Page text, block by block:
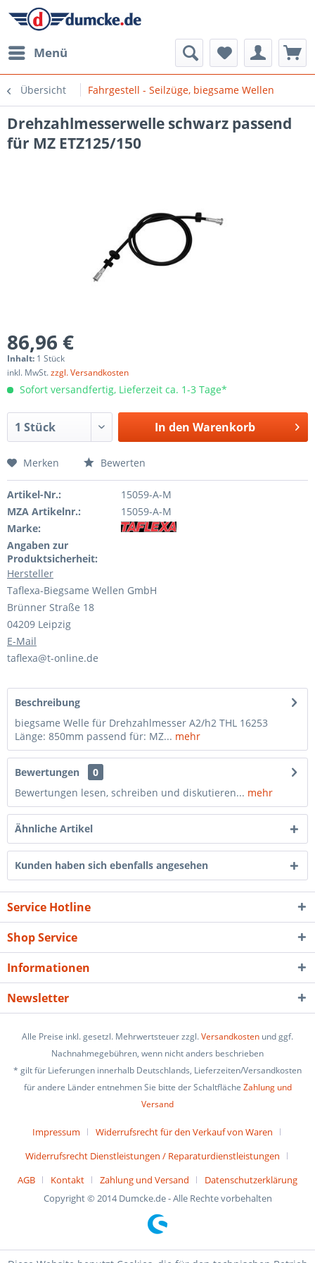
Menü
Übersicht Fahrgestell - Seilzüge, biegsame Wellen
Drehzahlmesserwelle schwarz passend
für MZ ETZ125/150
86,96 €
Inhalt: 1 Stück
inkl. MwSt.zzgl. Versandkosten
Sofort versandfertig, Lieferzeit ca. 1-3 Tage*
In den Warenkorb
Merken Bewerten
Artikel-Nr.:
15059-A-M
MZA Artikelnr.:
15059-A-M
Marke:
Angaben zur
Produktsicherheit:
Hersteller
Taflexa-Biegsame Wellen GmbH
Brünner Straße 18
04209 Leipzig
E-Mail
taflexa@t-online.de
Beschreibung
biegsame Welle für Drehzahlmesser A2/h2 THL 16253
Länge: 850mm passend für: MZ... mehr
Bewertungen
0
Bewertungen lesen, schreiben und diskutieren... mehr
Ähnliche Artikel
Kunden haben sich ebenfalls angesehen
Service Hotline
Shop Service
Informationen
Newsletter
Alle Preise inkl. gesetzl. Mehrwertsteuer zzgl.Versandkosten und ggf.
Nachnahmegebühren, wenn nicht anders beschrieben
* gilt für Lieferungen innerhalb Deutschlands, Lieferzeiten/Versandkosten
für andere Länder entnehmen Sie bitte der Schaltfläche Zahlung und
Versand
Impressum
Widerrufsrecht für den Verkauf von Waren
Widerrufsrecht Dienstleistungen / Reparaturdienstleistungen
AGB
Kontakt Zahlung und Versand
Datenschutzerklärung
Copyright © 2014 Dumcke.de - Alle Rechte vorbehalten